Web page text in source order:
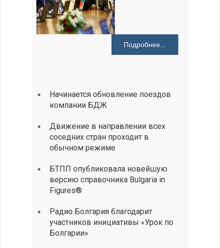
Подробнее...
Начинается обновление поездов
компании БДЖ
Движение в направлении всех
соседних стран проходит в
обычном режиме
БТПП опубликовала новейшую
версию справочника Bulgaria in
Figures®
Радио Болгария благодарит
участников инициативы «Урок по
Болгарии»